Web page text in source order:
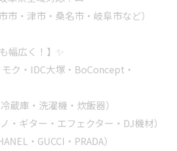
市・津市・桑名市・岐阜市など）
幅広く！】✨
ク・IDC大塚・BoConcept・
蔵庫・洗濯機・炊飯器）
・ギター・エフェクター・DJ機材）
・GUCCI・PRADA）